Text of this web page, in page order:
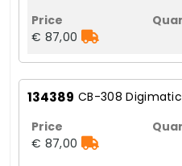
€ 87,00
134389 CB-308 Digimatic
€ 87,00